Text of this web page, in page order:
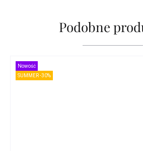
Podobne
Nowość
SUMMER -30%